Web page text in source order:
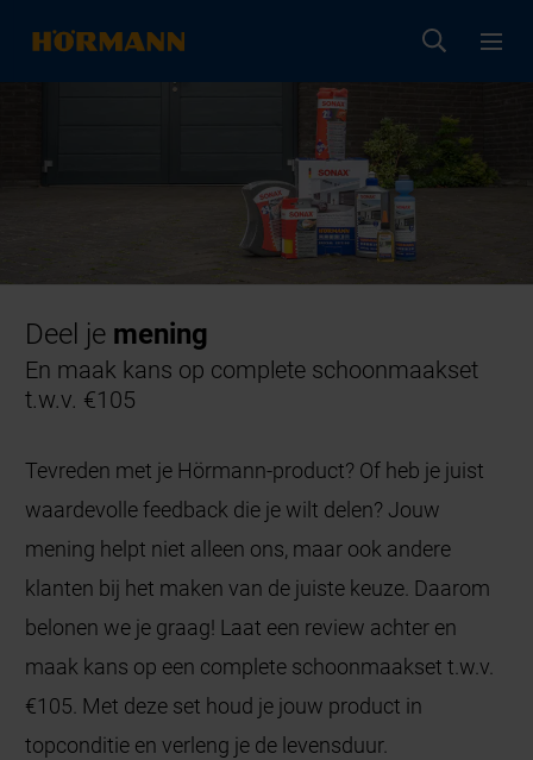
Deel je mening
En maak kans op complete schoonmaakset
t.w.v. €105
Tevreden met je Hörmann-product? Of heb je juist
waardevolle feedback die je wilt delen? Jouw
mening helpt niet alleen ons, maar ook andere
klanten bij het maken van de juiste keuze. Daarom
belonen we je graag! Laat een review achter en
maak kans op een complete schoonmaakset t.w.v.
€105. Met deze set houd je jouw product in
topconditie en verleng je de levensduur.